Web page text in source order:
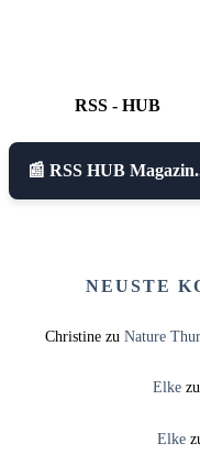
RSS - HUB
📰 RSS HUB
NEUSTE
Christinezu Nature
Elkezu
Elke